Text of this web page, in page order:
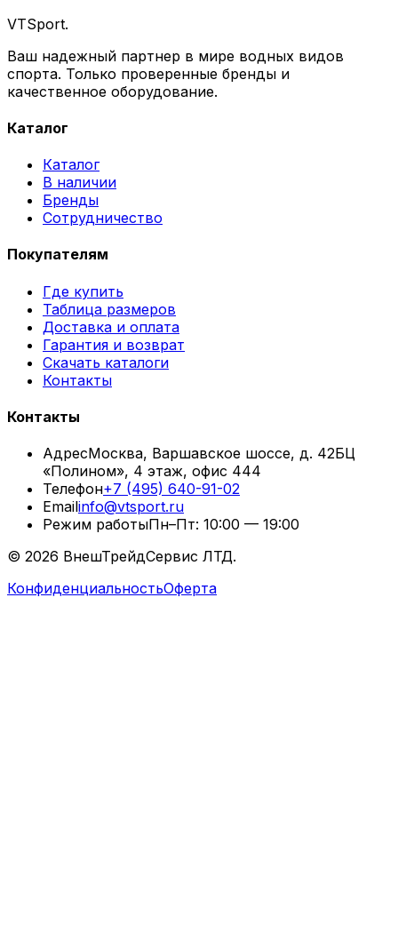
VTSport.
Ваш надежный партнер в мире водных видов
спорта. Только проверенные бренды и
качественное оборудование.
Каталог
Каталог
В наличии
Бренды
Сотрудничество
Покупателям
Где купить
Таблица размеров
Доставка и оплата
Гарантия и возврат
Скачать каталоги
Контакты
Контакты
АдресМосква, Варшавское шоссе, д. 42БЦ
«Полином», 4 этаж, офис 444
Телефон+7 (495) 640-91-02
Emailinfo@vtsport.ru
Режим работыПн–Пт: 10:00 — 19:00
© 2026 ВнешТрейдСервис ЛТД.
КонфиденциальностьОферта